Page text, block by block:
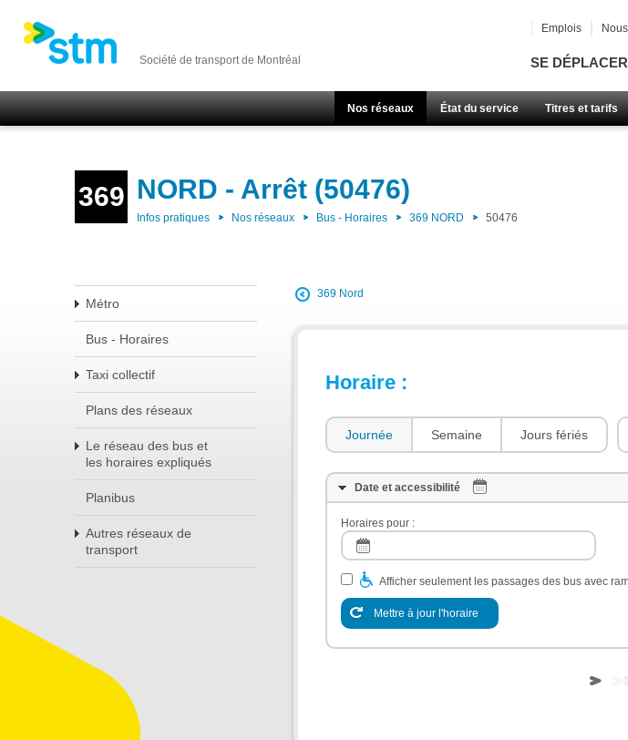
Société de transport de Montréal SE DÉPLACER
Nos réseaux État du service Titres et tarifs
Emplois
369 NORD - Arrêt (50476)
Infos pratiques Nos réseaux Bus - Horaires 369 NORD 50476
Métro
Bus - Horaires
Taxi collectif
Plans des réseaux
Le réseau des bus et
les horaires expliqués
Planibus
Autres réseaux de
transport
369 Nord
Horaire :
Journée Semaine Jours fériés
Date et accessibilité
Horaires pour :
Afficher seulement les passages des bus avec
Mettre à jour l'horaire